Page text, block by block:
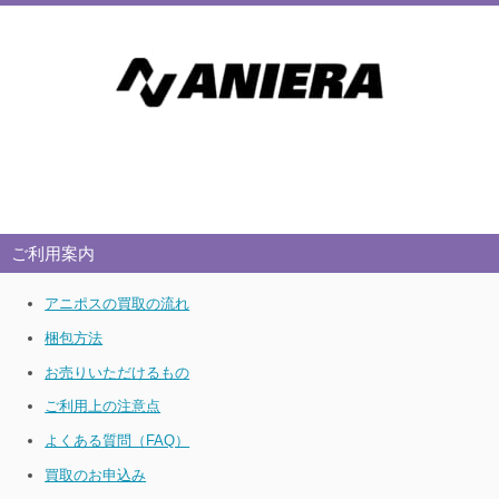
ご利用案内
アニポスの買取の流れ
梱包方法
お売りいただけるもの
ご利用上の注意点
よくある質問（FAQ）
買取のお申込み